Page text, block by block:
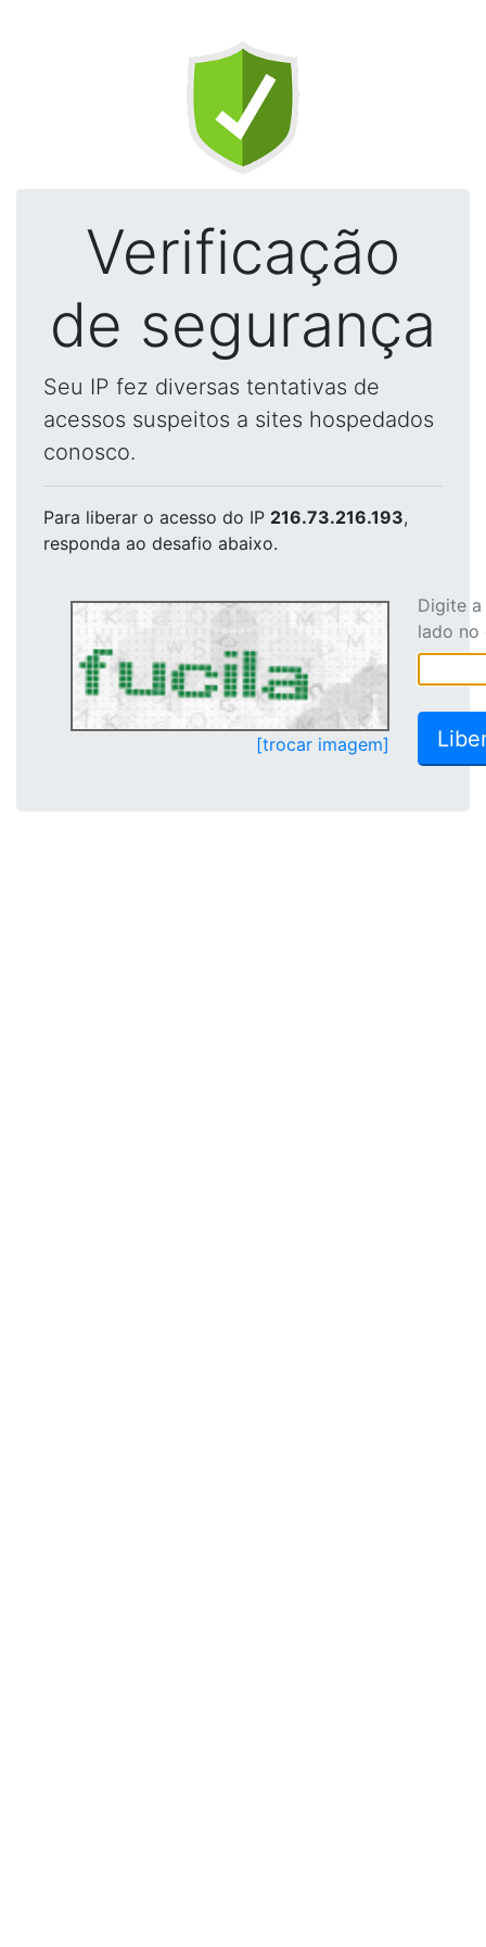
Verificação
de segurança
Seu IP fez diversas tentativas de
acessos suspeitos a sites hospedados
conosco.
Para liberar o acesso do IP 216.73.216.193,
responda ao desafio abaixo.
[trocar imagem]
Digite
lado no